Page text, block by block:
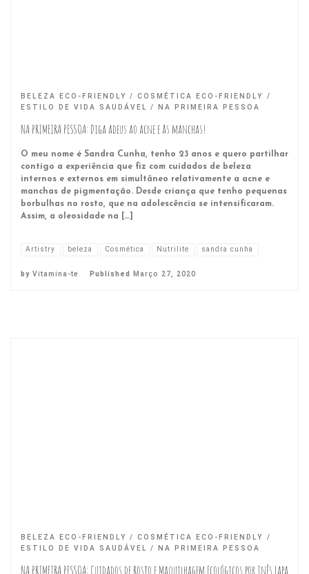
BELEZA ECO-FRIENDLY
COSMÉTICA ECO-FRIENDLY
ESTILO DE VIDA SAUDÁVEL
NA PRIMEIRA PESSOA
NA PRIMEIRA PESSOA: Diga adeus ao acne e às manchas!
O meu nome é Sandra Cunha, tenho 23 anos e quero partilhar
contigo a experiência que fiz com cuidados de beleza
internos e externos em simultâneo relativamente a acne e
manchas de pigmentação. Desde criança que tenho pequenas
borbulhas no rosto, que na adolescência se intensificaram.
Assim, a oleosidade na […]
Artistry beleza Cosmética Nutrilite sandra cunha
by Vitamina-te Published Março 27, 2020
BELEZA ECO-FRIENDLY
COSMÉTICA ECO-FRIENDLY
ESTILO DE VIDA SAUDÁVEL
NA PRIMEIRA PESSOA
NA PRIMEIRA PESSOA: Cuidados de Rosto e Maquilhagem Ecológicos por Inês Lapa